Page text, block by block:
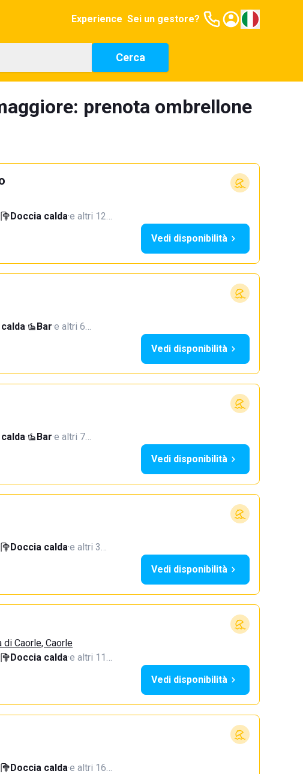
Experience Sei un gestore?
Cerca
prenota ombrellone
Doccia calda·e altri 12…
Vedi disponibilità
· Bar·e altri 6…
Vedi disponibilità
· Bar·e altri 7…
Vedi disponibilità
Doccia calda·e altri 3…
Vedi disponibilità
di Caorle, Caorle
Doccia calda·e altri 11…
Vedi disponibilità
Doccia calda·e altri 16…